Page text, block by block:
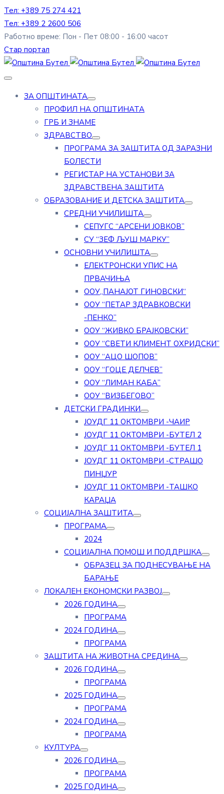
Тел: +389 75 274 421
Тел: +389 2 2600 506
Работно време: Пон - Пет 08:00 - 16:00 часот
Стар портал
ЗА ОПШТИНАТА
ПРОФИЛ НА ОПШТИНАТА
ГРБ И ЗНАМЕ
ЗДРАВСТВО
ПРОГРАМА ЗА ЗАШТИТА ОД ЗАРАЗНИ
БОЛЕСТИ
РЕГИСТАР НА УСТАНОВИ ЗА
ЗДРАВСТВЕНА ЗАШТИТА
ОБРАЗОВАНИЕ И ДЕТСКА ЗАШТИТА
СРЕДНИ УЧИЛИШТА
СЕПУГС “АРСЕНИ ЈОВКОВ”
СУ “ЗЕФ ЉУШ МАРКУ”
ОСНОВНИ УЧИЛИШТА
ЕЛЕКТРОНСКИ УПИС НА
ПРВАЧИЊА
ООУ„ПАНАЈОТ ГИНОВСКИ“
ООУ “ПЕТАР ЗДРАВКОВСКИ
-ПЕНКО”
ООУ “ЖИВКО БРАЈКОВСКИ”
ООУ “СВЕТИ КЛИМЕНТ ОХРИДСКИ”
ООУ “АЦО ШОПОВ”
ООУ “ГОЦЕ ДЕЛЧЕВ”
ООУ “ЛИМАН КАБА”
ООУ “ВИЗБЕГОВО”
ДЕТСКИ ГРАДИНКИ
ЈОУДГ 11 ОКТОМВРИ -ЧАИР
ЈОУДГ 11 ОКТОМВРИ -БУТЕЛ 2
ЈОУДГ 11 ОКТОМВРИ -БУТЕЛ 1
ЈОУДГ 11 ОКТОМВРИ -СТРАШО
ПИНЏУР
ЈОУДГ 11 ОКТОМВРИ -ТАШКО
КАРАЏА
СОЦИЈАЛНА ЗАШТИТА
ПРОГРАМА
2024
СОЦИЈАЛНА ПОМОШ И ПОДДРШКА
ОБРАЗЕЦ ЗА ПОДНЕСУВАЊЕ НА
БАРАЊЕ
ЛОКАЛЕН ЕКОНОМСКИ РАЗВОЈ
2026 ГОДИНА
ПРОГРАМА
2024 ГОДИНА
ПРОГРАМА
ЗАШТИТА НА ЖИВОТНА СРЕДИНА
2026 ГОДИНА
ПРОГРАМА
2025 ГОДИНА
ПРОГРАМА
2024 ГОДИНА
ПРОГРАМА
КУЛТУРА
2026 ГОДИНА
ПРОГРАМА
2025 ГОДИНА